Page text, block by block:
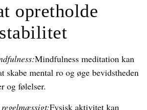
opretholde
Mindfulness meditation kan
skabe mental ro og øge bevidstheden
og følelser.
Fysisk aktivitet kan